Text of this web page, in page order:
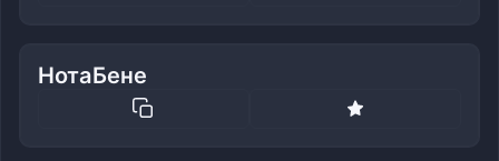
НотаБене